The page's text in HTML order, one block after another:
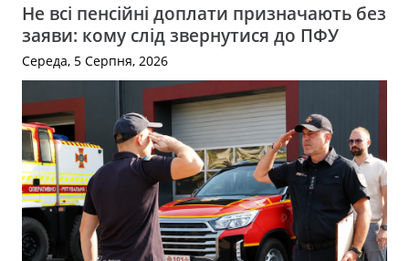
Не всі пенсійні доплати призначають без
заяви: кому слід звернутися до ПФУ
Середа, 5 Серпня, 2026